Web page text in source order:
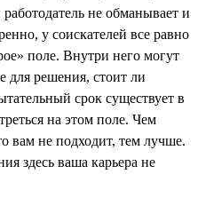
не обманывает и
у соискателей все равно
поле. Внутри него могут
для решения, стоит ли
срок существует в
на этом поле. Чем
вам не подходит, тем лучше.
здесь ваша карьера не